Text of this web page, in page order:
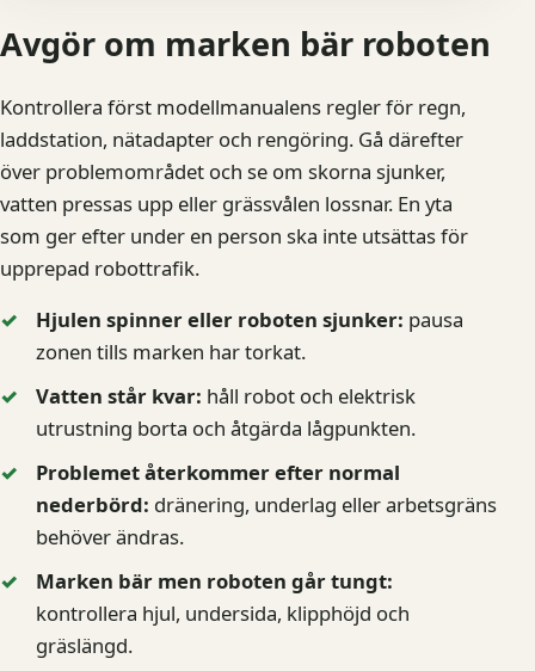
Avgör om marken bär roboten
Kontrollera först modellmanualens regler för regn,
laddstation, nätadapter och rengöring. Gå därefter
över problemområdet och se om skorna sjunker,
vatten pressas upp eller grässvålen lossnar. En yta
som ger efter under en person ska inte utsättas för
upprepad robottrafik.
Hjulen spinner eller roboten sjunker: pausa
zonen tills marken har torkat.
Vatten står kvar: håll robot och elektrisk
utrustning borta och åtgärda lågpunkten.
Problemet återkommer efter normal
nederbörd: dränering, underlag eller arbetsgräns
behöver ändras.
Marken bär men roboten går tungt:
kontrollera hjul, undersida, klipphöjd och
gräslängd.